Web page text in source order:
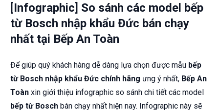
[Infographic] So sánh các model bếp
từ Bosch nhập khẩu Đức bán chạy
nhất tại Bếp An Toàn
Để giúp quý khách hàng dễ dàng lựa chọn được mẫu bếp
từ Bosch nhập khẩu Đức chính hãng ưng ý nhất, Bếp An
Toàn xin giới thiệu infographic so sánh chi tiết các model
bếp từ Bosch bán chạy nhất hiện nay. Infographic này sẽ